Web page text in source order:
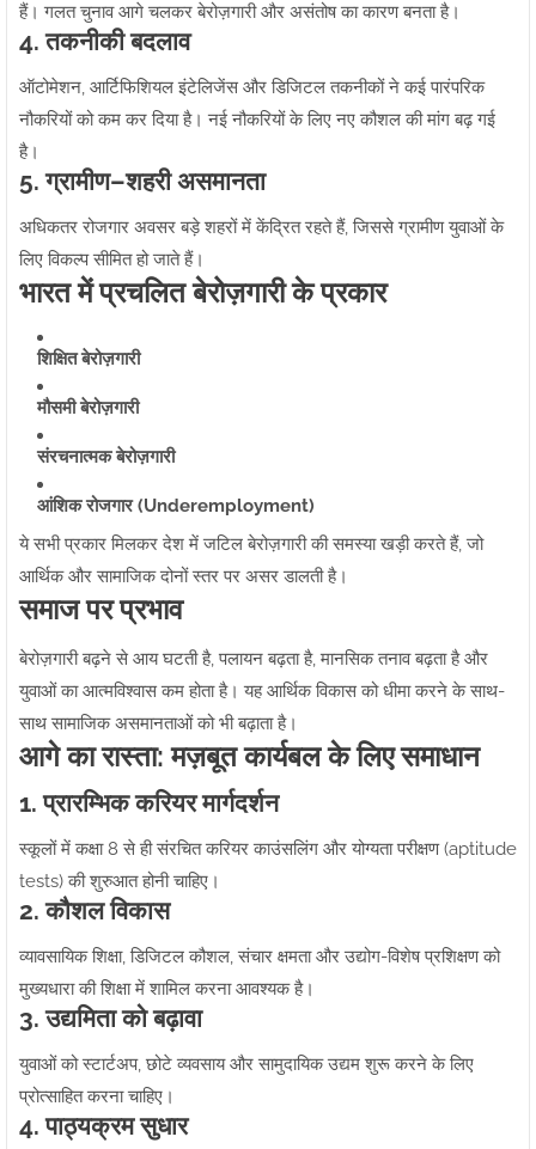
हैं। गलत चुनाव आगे चलकर बेरोज़गारी और असंतोष का कारण बनता है।
4. तकनीकी बदलाव
ऑटोमेशन, आर्टिफिशियल इंटेलिजेंस और डिजिटल तकनीकों ने कई पारंपरिक
नौकरियों को कम कर दिया है। नई नौकरियों के लिए नए कौशल की मांग बढ़ गई
है।
5. ग्रामीण–शहरी असमानता
अधिकतर रोजगार अवसर बड़े शहरों में केंद्रित रहते हैं, जिससे ग्रामीण युवाओं के
लिए विकल्प सीमित हो जाते हैं।
भारत में प्रचलित बेरोज़गारी के प्रकार
शिक्षित बेरोज़गारी
मौसमी बेरोज़गारी
संरचनात्मक बेरोज़गारी
आंशिक रोजगार (Underemployment)
ये सभी प्रकार मिलकर देश में जटिल बेरोज़गारी की समस्या खड़ी करते हैं, जो
आर्थिक और सामाजिक दोनों स्तर पर असर डालती है।
समाज पर प्रभाव
बेरोज़गारी बढ़ने से आय घटती है, पलायन बढ़ता है, मानसिक तनाव बढ़ता है और
युवाओं का आत्मविश्वास कम होता है। यह आर्थिक विकास को धीमा करने के साथ-
साथ सामाजिक असमानताओं को भी बढ़ाता है।
आगे का रास्ता: मज़बूत कार्यबल के लिए समाधान
1. प्रारम्भिक करियर मार्गदर्शन
स्कूलों में कक्षा 8 से ही संरचित करियर काउंसलिंग और योग्यता परीक्षण (aptitude
tests) की शुरुआत होनी चाहिए।
2. कौशल विकास
व्यावसायिक शिक्षा, डिजिटल कौशल, संचार क्षमता और उद्योग-विशेष प्रशिक्षण को
मुख्यधारा की शिक्षा में शामिल करना आवश्यक है।
3. उद्यमिता को बढ़ावा
युवाओं को स्टार्टअप, छोटे व्यवसाय और सामुदायिक उद्यम शुरू करने के लिए
प्रोत्साहित करना चाहिए।
4. पाठ्यक्रम सुधार